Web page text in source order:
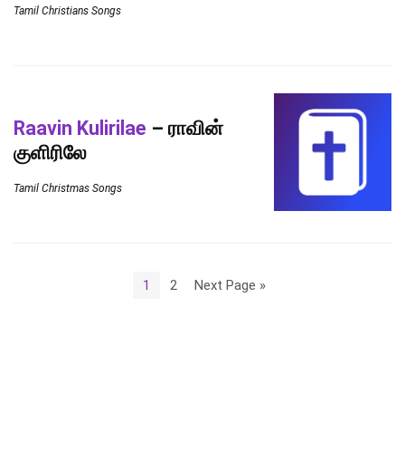
Tamil Christians Songs
Raavin Kulirilae – ராவின்
குளிரிலே
Tamil Christmas Songs
1 2 Next Page »